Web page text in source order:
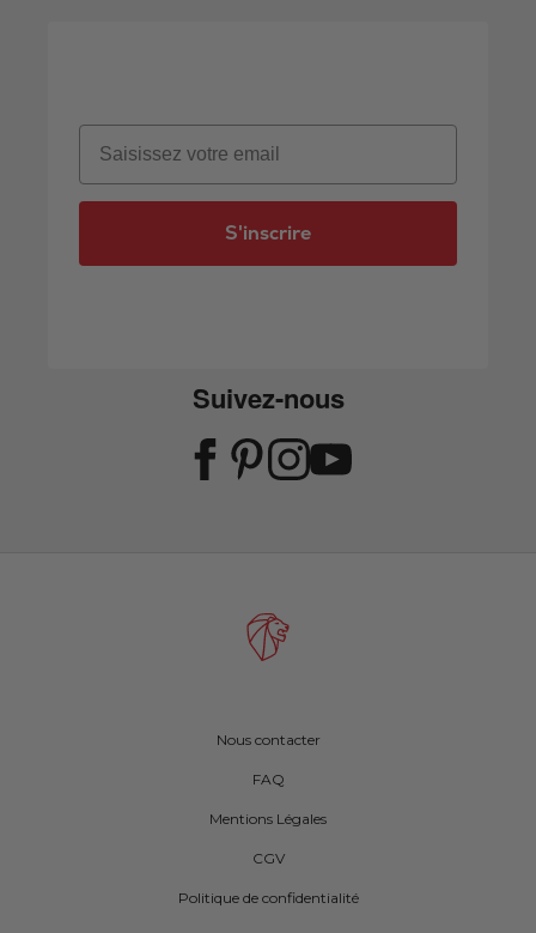
Email
S'inscrire
Suivez-nous
Nous contacter
FAQ
Mentions Légales
CGV
Politique de confidentialité